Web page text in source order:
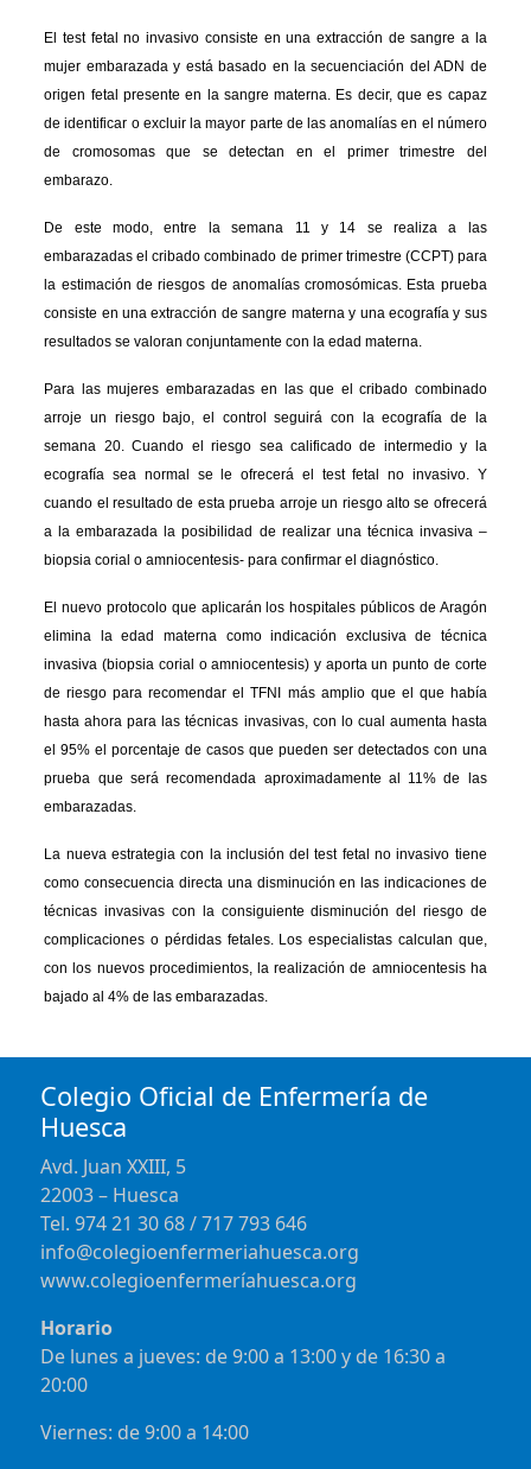
El test fetal no invasivo consiste en una extracción de sangre a la
mujer embarazada y está basado en la secuenciación del ADN de
origen fetal presente en la sangre materna. Es decir, que es capaz
de identificar o excluir la mayor parte de las anomalías en el número
de cromosomas que se detectan en el primer trimestre del
embarazo.
De este modo, entre la semana 11 y 14 se realiza a las
embarazadas el cribado combinado de primer trimestre (CCPT) para
la estimación de riesgos de anomalías cromosómicas. Esta prueba
consiste en una extracción de sangre materna y una ecografía y sus
resultados se valoran conjuntamente con la edad materna.
Para las mujeres embarazadas en las que el cribado combinado
arroje un riesgo bajo, el control seguirá con la ecografía de la
semana 20. Cuando el riesgo sea calificado de intermedio y la
ecografía sea normal se le ofrecerá el test fetal no invasivo. Y
cuando el resultado de esta prueba arroje un riesgo alto se ofrecerá
a la embarazada la posibilidad de realizar una técnica invasiva –
biopsia corial o amniocentesis- para confirmar el diagnóstico.
El nuevo protocolo que aplicarán los hospitales públicos de Aragón
elimina la edad materna como indicación exclusiva de técnica
invasiva (biopsia corial o amniocentesis) y aporta un punto de corte
de riesgo para recomendar el TFNI más amplio que el que había
hasta ahora para las técnicas invasivas, con lo cual aumenta hasta
el 95% el porcentaje de casos que pueden ser detectados con una
prueba que será recomendada aproximadamente al 11% de las
embarazadas.
La nueva estrategia con la inclusión del test fetal no invasivo tiene
como consecuencia directa una disminución en las indicaciones de
técnicas invasivas con la consiguiente disminución del riesgo de
complicaciones o pérdidas fetales. Los especialistas calculan que,
con los nuevos procedimientos, la realización de amniocentesis ha
bajado al 4% de las embarazadas.
Colegio Oficial de Enfermería de
Huesca
Avd. Juan XXIII, 5
22003 – Huesca
Tel. 974 21 30 68 / 717 793 646
info@colegioenfermeriahuesca.org
www.colegioenfermeríahuesca.org
Horario
De lunes a jueves: de 9:00 a 13:00 y de 16:30 a
20:00
Viernes: de 9:00 a 14:00